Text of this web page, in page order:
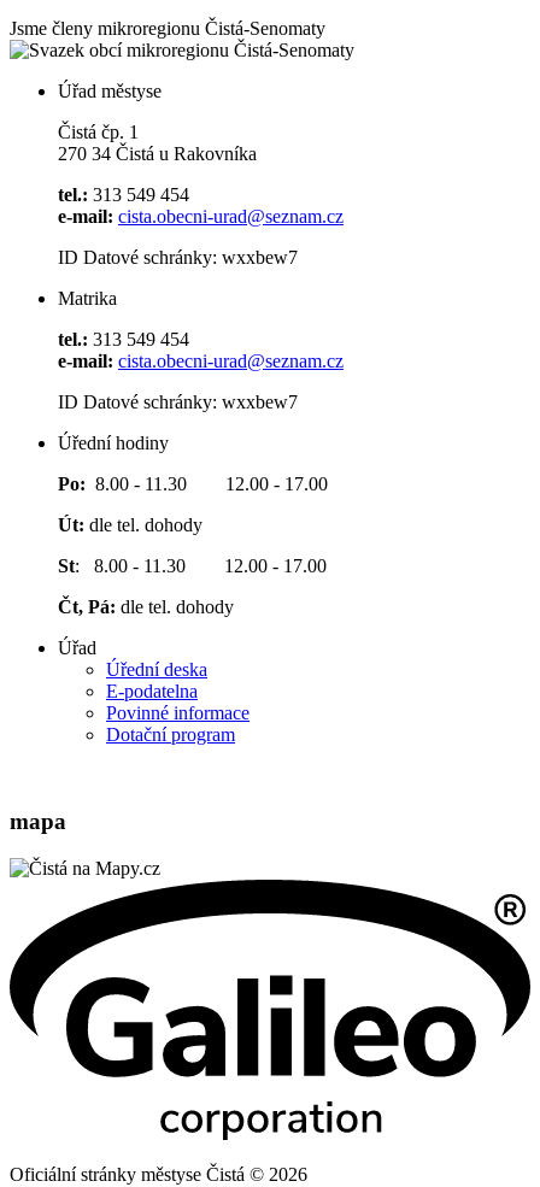
Jsme členy mikroregionu Čistá-Senomaty
Úřad městyse
Čistá čp. 1
270 34 Čistá u Rakovníka
tel.: 313 549 454
e-mail: cista.obecni-urad@seznam.cz
ID Datové schránky: wxxbew7
Matrika
tel.: 313 549 454
e-mail: cista.obecni-urad@seznam.cz
ID Datové schránky: wxxbew7
Úřední hodiny
Po: 8.00 - 11.30 12.00 - 17.00
Út: dle tel. dohody
St: 8.00 - 11.30 12.00 - 17.00
Čt, Pá: dle tel. dohody
Úřad
Úřední deska
E-podatelna
Povinné informace
Dotační program
mapa
Oficiální stránky městyse Čistá © 2026